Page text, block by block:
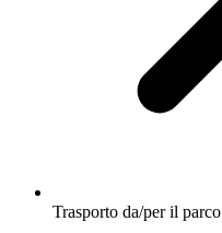
Trasporto da/per il parco